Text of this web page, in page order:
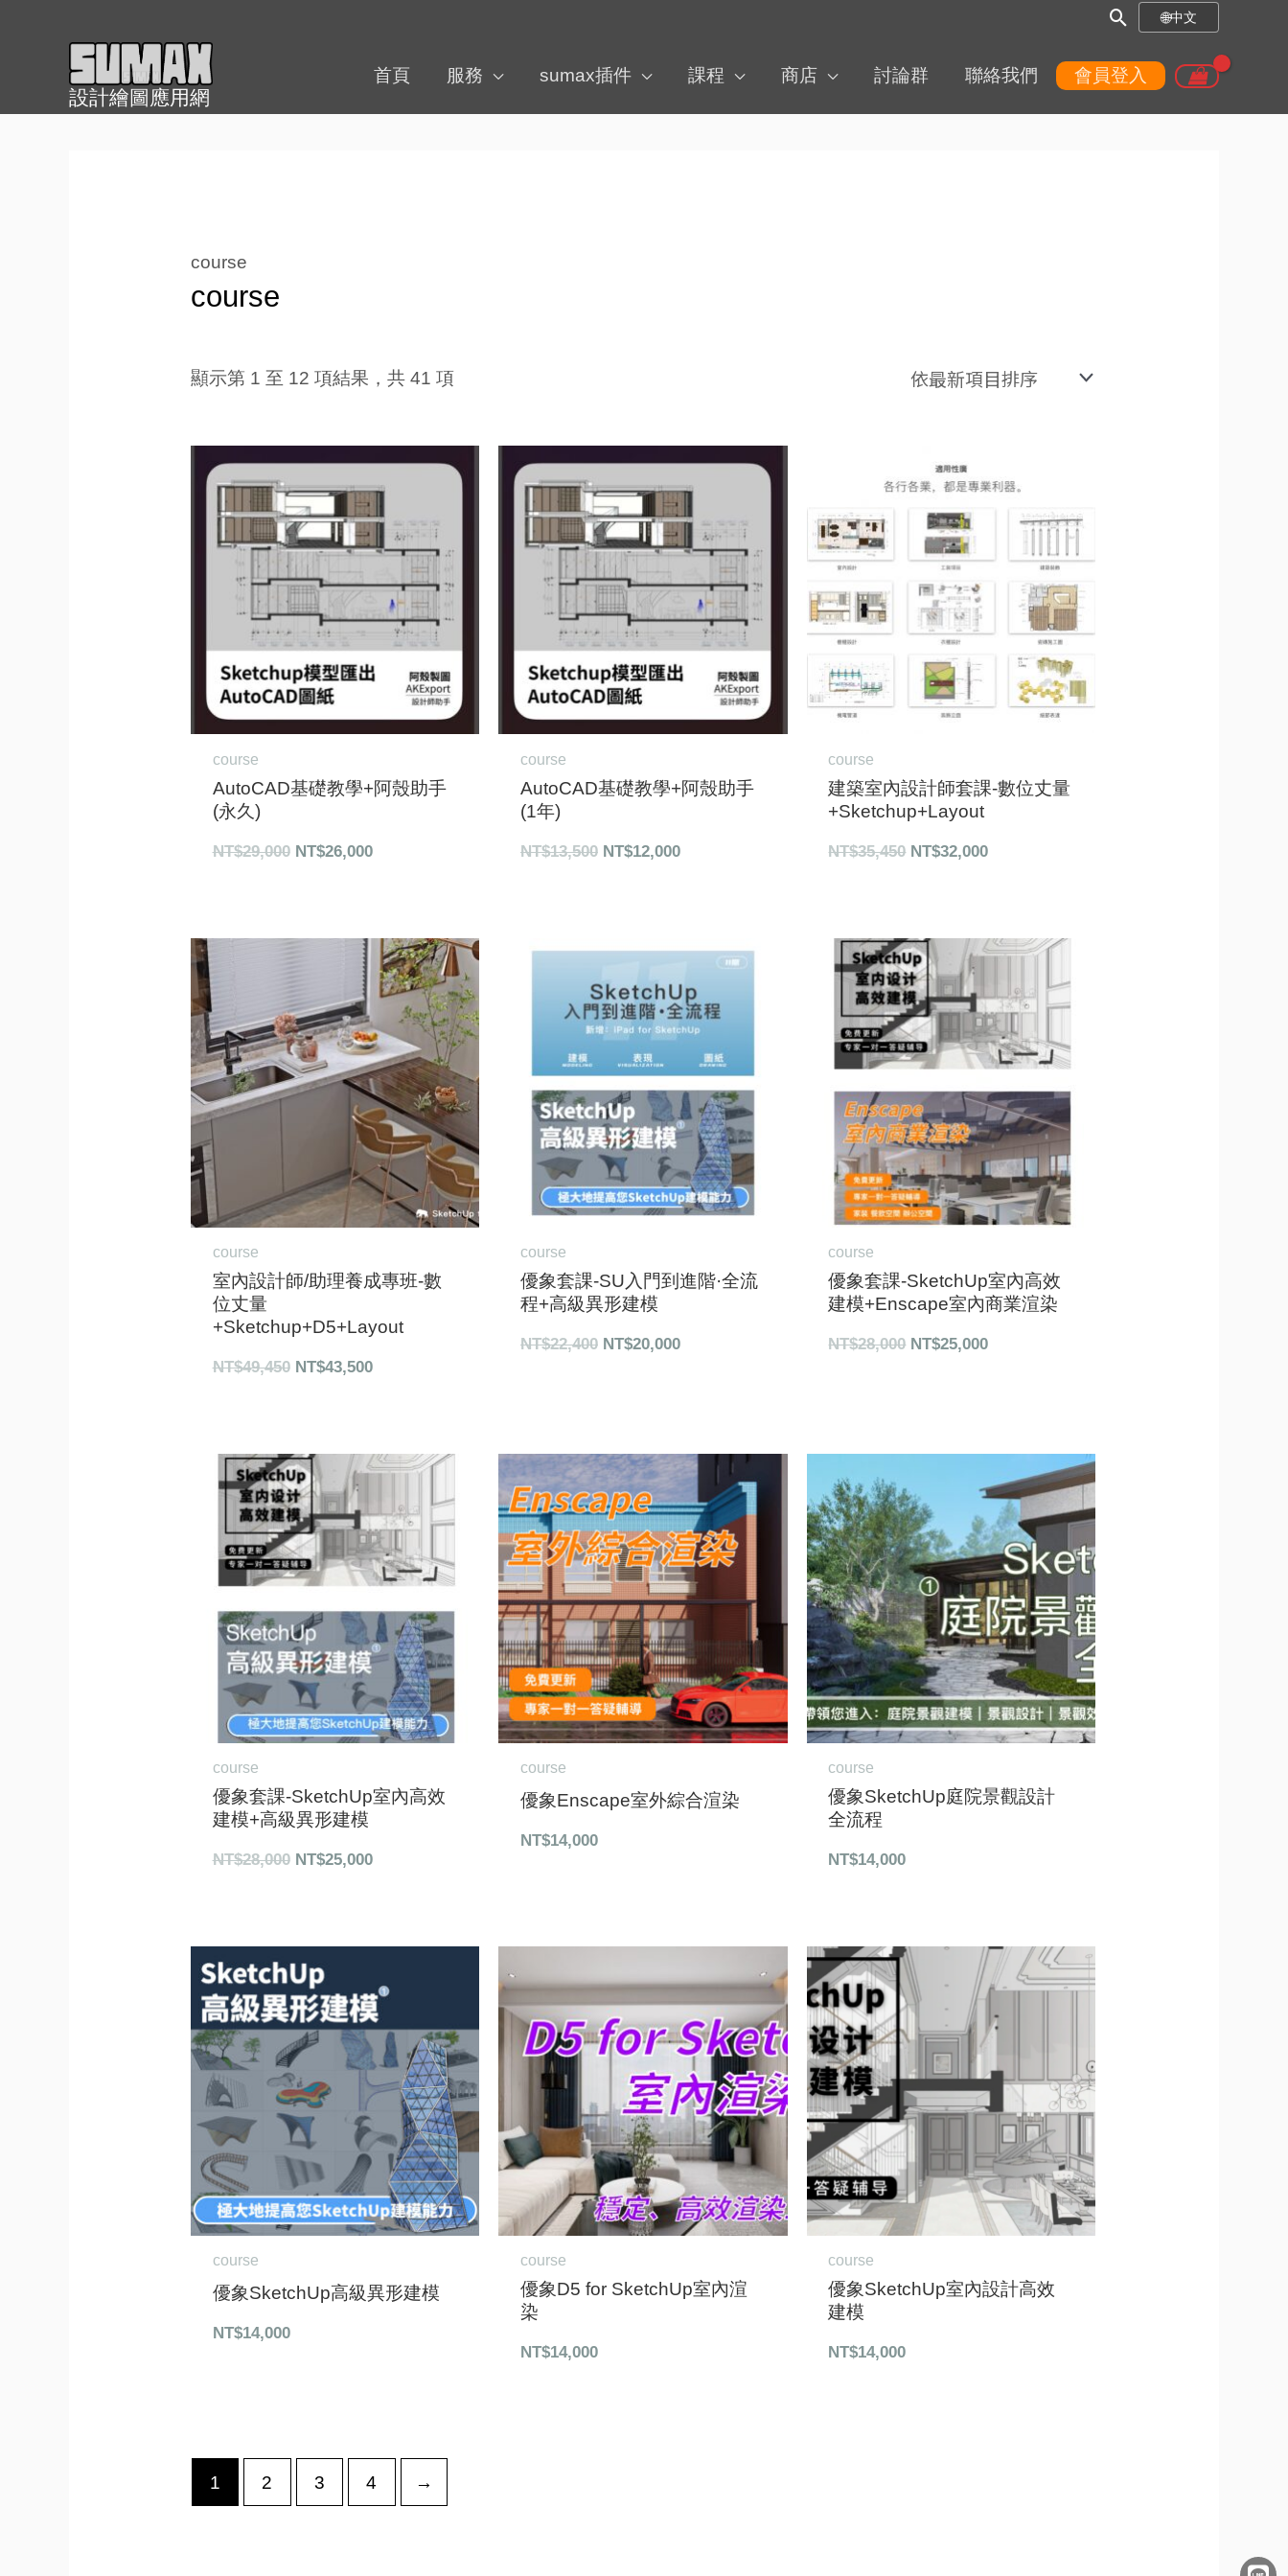
搜
框
🌐中文
設計繪圖應用網
首頁 服務 sumax插件 課程 商店 討論群 聯絡我們 會員登入
L
F
E
course
course
顯示第 1 至 12 項結果，共 41 項
course
AutoCAD基礎教學+阿殼助手
(永久)
NT$29,000
價
格：
NT$29,000。
NT$26,000
價
格：
NT$26,000。
course
AutoCAD基礎教學+阿殼助手
(1年)
NT$13,500
價
格：
NT$13,500。
NT$12,000
價
格：
NT$12,000。
course
建築室內設計師套課-數位丈量
+Sketchup+Layout
NT$35,450
價
格：
NT$35,450。
NT$32,000
價
格：
NT$32,000。
course
室內設計師/助理養成專班-數
位丈量
+Sketchup+D5+Layout
NT$49,450
格：
NT$49,450。
NT$43,500
目
前
價
格：
NT$43,500。
course
優象套課-SU入門到進階·全流
程+高級異形建模
NT$22,400
原
價
格：
NT$22,400。
NT$20,000
目
價
格：
NT$20,000。
course
優象套課-SketchUp室內高效
建模+Enscape室內商業渲染
NT$28,000
原
始
價
格：
NT$28,000。
NT$25,000
目
格：
NT$25,000。
course
優象套課-SketchUp室內高效
建模+高級異形建模
NT$28,000
原
始
價
格：
NT$28,000。
NT$25,000
目
格：
NT$25,000。
course
優象Enscape室外綜合渲染
NT$14,000
course
優象SketchUp庭院景觀設計
全流程
NT$14,000
course
優象SketchUp高級異形建模
NT$14,000
course
優象D5 for SketchUp室內渲
染
NT$14,000
course
優象SketchUp室內設計高效
建模
NT$14,000
1 2 3 4 →